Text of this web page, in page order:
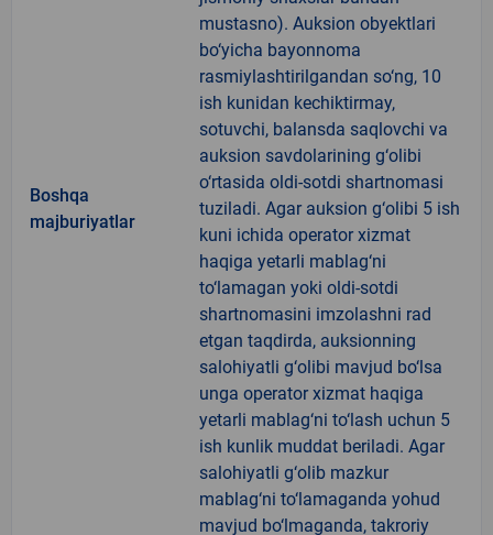
Boshqa
majburiyatlar
mustasno). Auksion obyektlari
bo‘yicha bayonnoma
rasmiylashtirilgandan so‘ng, 10
ish kunidan kechiktirmay,
sotuvchi, balansda saqlovchi va
auksion savdolarining g‘olibi
o‘rtasida oldi-sotdi shartnomasi
tuziladi. Agar auksion g‘olibi 5 ish
kuni ichida operator xizmat
haqiga yetarli mablag‘ni
to‘lamagan yoki oldi-sotdi
shartnomasini imzolashni rad
etgan taqdirda, auksionning
salohiyatli g‘olibi mavjud bo‘lsa
unga operator xizmat haqiga
yetarli mablag‘ni to‘lash uchun 5
ish kunlik muddat beriladi. Agar
salohiyatli g‘olib mazkur
mablag‘ni to‘lamaganda yohud
mavjud bo‘lmaganda, takroriy